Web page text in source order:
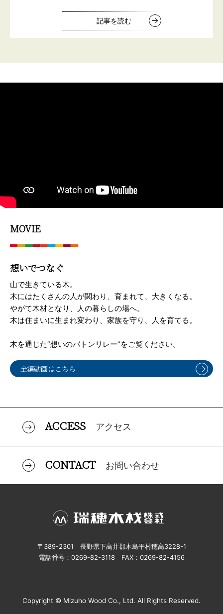
記事を読む
MOVIE
想いでつなぐ
山で生きている木。
木にはたくさんの人が関わり、育まれて、大きくなる。
やがて木材となり、人の暮らしの場へ。
木は住まいに生まれ変わり、家族を守り、人を育てる。
木を通じた“想いのバトンリレー”をご覧ください。
全編動画はこちら
ACCESS アクセス
CONTACT お問い合わせ
〒389-2301 長野県下高井郡木島平村穂高3228-1
電話番号：0269-82-3118 FAX：0269-82-4156
Copyright © Mizuho Wood Co., Ltd. All Rights Reserved.